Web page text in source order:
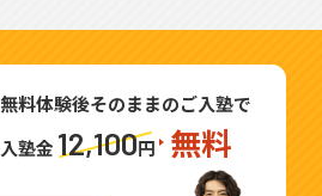
無料体験後そのままのご入塾で
入塾金 12,100円 無料